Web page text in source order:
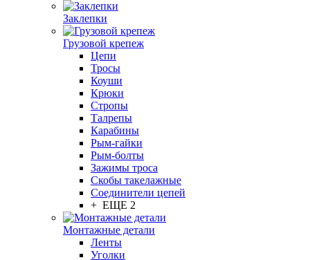
Заклепки
Грузовой крепеж
Цепи
Тросы
Коуши
Крюки
Стропы
Талрепы
Карабины
Рым-гайки
Рым-болты
Зажимы троса
Скобы такелажные
Соединители цепей
+ ЕЩЕ 2
Монтажные детали
Ленты
Уголки